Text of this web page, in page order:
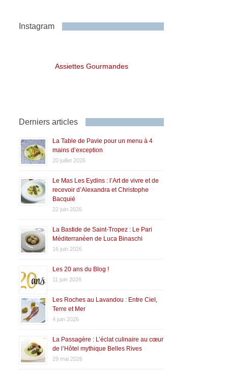
Instagram
Assiettes Gourmandes
Derniers articles
La Table de Pavie pour un menu à 4
mains d’exception
20 juillet 2026
Le Mas Les Eydins : l’Art de vivre et de
recevoir d’Alexandra et Christophe
Bacquié
22 juin 2026
La Bastide de Saint-Tropez : Le Pari
Méditerranéen de Luca Binaschi
16 juin 2026
Les 20 ans du Blog !
11 juin 2026
Les Roches au Lavandou : Entre Ciel,
Terre et Mer
4 juin 2026
La Passagère : L’éclat culinaire au cœur
de l’Hôtel mythique Belles Rives
29 mai 2026